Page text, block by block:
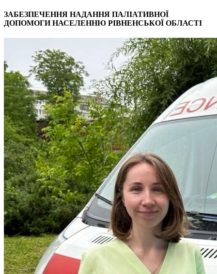
ЗАБЕЗПЕЧЕННЯ НАДАННЯ ПАЛІАТИВНОЇ
ДОПОМОГИ НАСЕЛЕННЮ РІВНЕНСЬКОЇ ОБЛАСТІ